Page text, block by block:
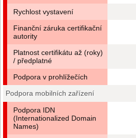
Rychlost vystavení
Finanční záruka certifikační
autority
Platnost certifikátu až (roky)
/ předplatné
Podpora v prohlížečích
Podpora mobilních zařízení
Podpora IDN
(Internationalized Domain
Names)